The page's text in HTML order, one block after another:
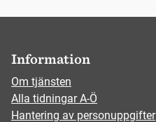
Information
Om tjänsten
Alla tidningar A-Ö
Hantering av personuppgifter